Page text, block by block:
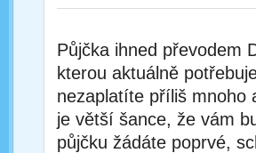
Půjčka ihned převodem
kterou aktuálně
nezaplatíte příliš mnoho
je větší šance, že vám
půjčku žádáte poprvé,